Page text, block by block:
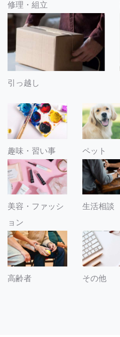
修理・組立
引っ越し
趣味・習い事 ペット
美容・ファッシ
ョン
生活相談
高齢者 その他